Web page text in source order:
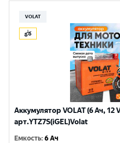
VOLAT
Аккумулятор VOLAT (6 Ач, 12
арт.YTZ7S(iGEL)Volat
Емкость:6 Ач